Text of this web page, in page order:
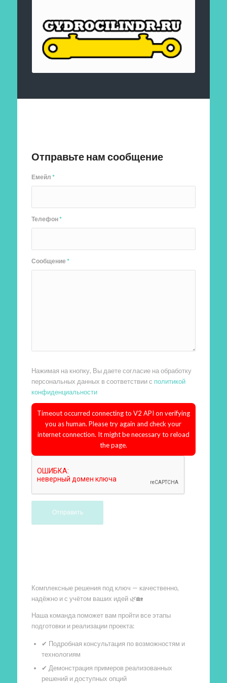
Отправьте нам сообщение
Емейл*
Телефон*
Сообщение*
Нажимая на кнопку, Вы даете согласие на обработку
персональных данных в соответствии с политикой
конфиденциальности
Timeout occurred connecting to V2 API on verifying
you as human. Please try again and check your
internet connection. It might be necessary to reload
the page.
Комплексные решения под ключ — качественно,
надёжно и с учётом ваших идей 🌿🏡
Наша команда поможет вам пройти все этапы
подготовки и реализации проекта:
✔ Подробная консультация по возможностям и
технологиям
✔ Демонстрация примеров реализованных
решений и доступных опций